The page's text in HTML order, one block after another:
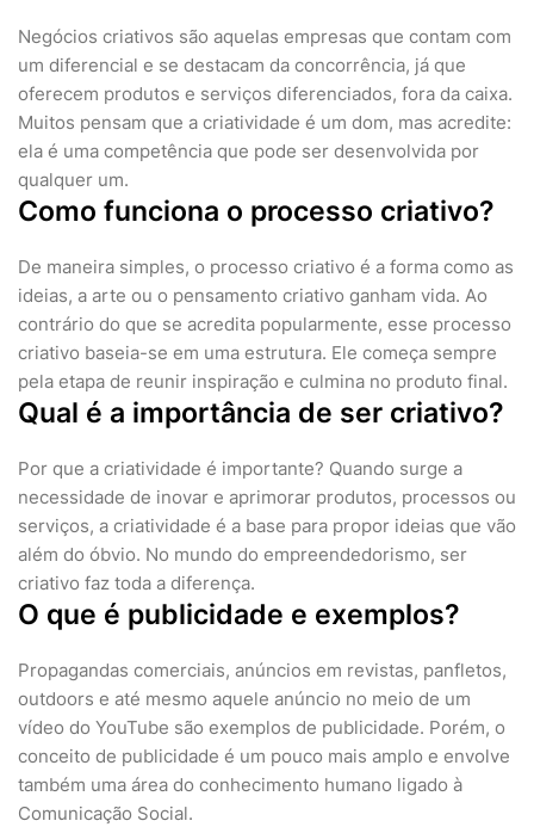
Negócios criativos são aquelas empresas que contam com
um diferencial e se destacam da concorrência, já que
oferecem produtos e serviços diferenciados, fora da caixa.
Muitos pensam que a criatividade é um dom, mas acredite:
ela é uma competência que pode ser desenvolvida por
qualquer um.
Como funciona o processo criativo?
De maneira simples, o processo criativo é a forma como as
ideias, a arte ou o pensamento criativo ganham vida. Ao
contrário do que se acredita popularmente, esse processo
criativo baseia-se em uma estrutura. Ele começa sempre
pela etapa de reunir inspiração e culmina no produto final.
Qual é a importância de ser criativo?
Por que a criatividade é importante? Quando surge a
necessidade de inovar e aprimorar produtos, processos ou
serviços, a criatividade é a base para propor ideias que vão
além do óbvio. No mundo do empreendedorismo, ser
criativo faz toda a diferença.
O que é publicidade e exemplos?
Propagandas comerciais, anúncios em revistas, panfletos,
outdoors e até mesmo aquele anúncio no meio de um
vídeo do YouTube são exemplos de publicidade. Porém, o
conceito de publicidade é um pouco mais amplo e envolve
também uma área do conhecimento humano ligado à
Comunicação Social.